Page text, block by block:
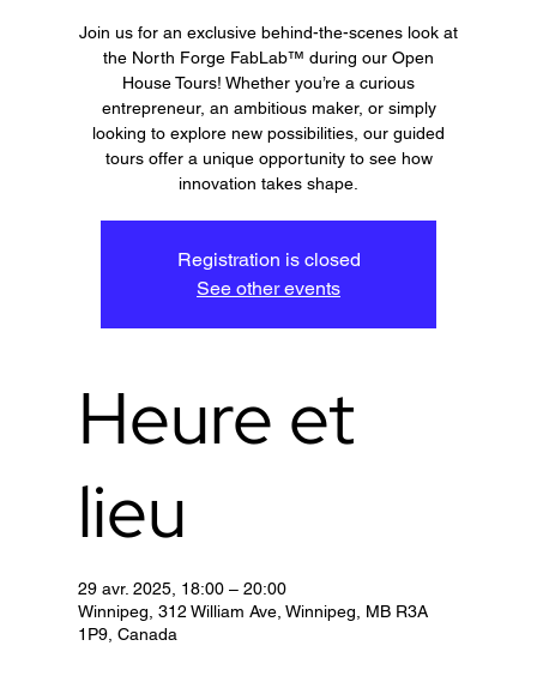
Join us for an exclusive behind-the-scenes look at
the North Forge FabLab™ during our Open
House Tours! Whether you’re a curious
entrepreneur, an ambitious maker, or simply
looking to explore new possibilities, our guided
tours offer a unique opportunity to see how
innovation takes shape.
Registration is closed
See other events
Heure et
lieu
29 avr. 2025, 18:00 – 20:00
Winnipeg, 312 William Ave, Winnipeg, MB R3A
1P9, Canada